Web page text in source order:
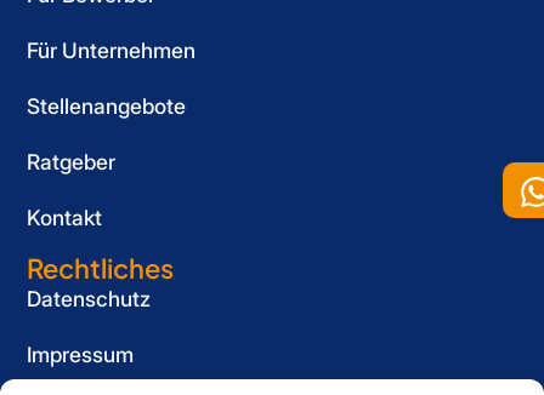
Für Unternehmen
Stellenangebote
Ratgeber
Kontakt
Rechtliches
Datenschutz
Impressum